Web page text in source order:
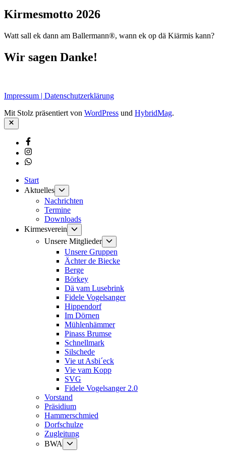
Kirmesmotto 2026
Watt sall ek dann am Ballermann®, wann ek op dä Kiärmis kann?
Wir sagen Danke!
Impressum | Datenschutzerklärung
Mit Stolz präsentiert von WordPress und HybridMag.
Schließen
Facebook
Instagram
Whatsapp
Start
Aktuelles
anzeigen
Nachrichten
Termine
Downloads
Kirmesverein
Untermenü
anzeigen
Unsere Mitglieder
Untermenü
anzeigen
Unsere Gruppen
Ächter de Biecke
Berge
Börkey
Dä vam Lusebrink
Fidele Vogelsanger
Hippendorf
Im Dörnen
Mühlenhämmer
Pinass Brumse
Schnellmark
Silschede
Vie ut Asbi´eck
Vie vam Kopp
SVG
Fidele Vogelsanger 2.0
Vorstand
Präsidium
Hammerschmied
Dorfschulze
Zugleitung
BWA